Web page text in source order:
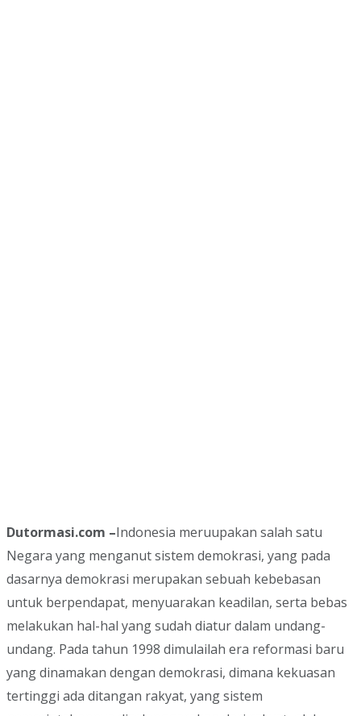
Dutormasi.com –Indonesia meruupakan salah satu
Negara yang menganut sistem demokrasi, yang pada
dasarnya demokrasi merupakan sebuah kebebasan
untuk berpendapat, menyuarakan keadilan, serta bebas
melakukan hal-hal yang sudah diatur dalam undang-
undang. Pada tahun 1998 dimulailah era reformasi baru
yang dinamakan dengan demokrasi, dimana kekuasan
tertinggi ada ditangan rakyat, yang sistem